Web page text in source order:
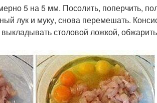
5 на 5 мм. Посолить, поперчить,
лук и муку, снова перемешать.
столовой ложкой,